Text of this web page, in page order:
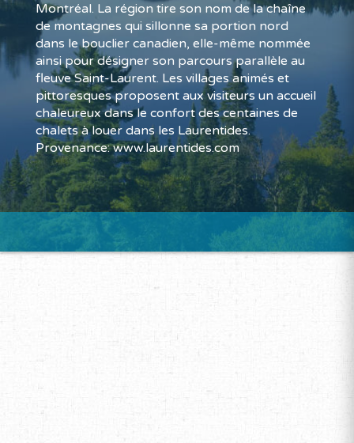
Montréal. La région tire son nom de la chaîne
de montagnes qui sillonne sa portion nord
dans le bouclier canadien, elle-même nommée
ainsi pour désigner son parcours parallèle au
fleuve Saint-Laurent. Les villages animés et
pittoresques proposent aux visiteurs un accueil
chaleureux dans le confort des centaines de
chalets à louer dans les Laurentides.
Provenance: www.laurentides.com